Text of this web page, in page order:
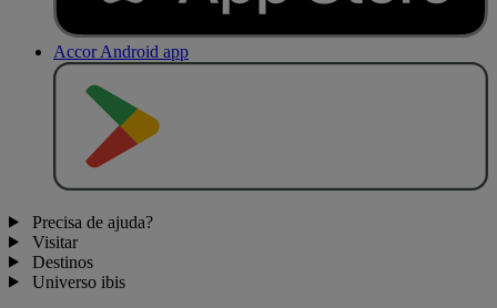
Accor Android app
Precisa de ajuda?
Visitar
Destinos
Universo ibis